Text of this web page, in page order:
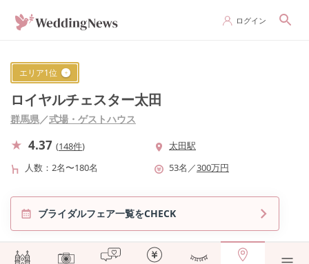
ログイン
エリア1位
ロイヤルチェスター太田
群馬県／式場・ゲストハウス
4.37 (148件)
太田駅
人数
2名〜180名 53名 ／300万円
ブライダルフェア一覧をCHECK